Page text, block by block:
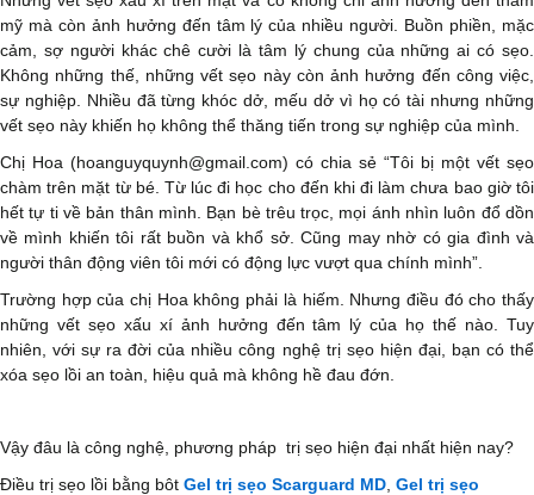
mỹ mà còn ảnh hưởng đến tâm lý của nhiều người. Buồn phiền, mặc
cảm, sợ người khác chê cười là tâm lý chung của những ai có sẹo.
Không những thế, những vết sẹo này còn ảnh hưởng đến công việc,
sự nghiệp. Nhiều đã từng khóc dở, mếu dở vì họ có tài nhưng những
vết sẹo này khiến họ không thể thăng tiến trong sự nghiệp của mình.
Chị Hoa (hoanguyquynh@gmail.com) có chia sẻ “Tôi bị một vết sẹo
chàm trên mặt từ bé. Từ lúc đi học cho đến khi đi làm chưa bao giờ tôi
hết tự ti về bản thân mình. Bạn bè trêu trọc, mọi ánh nhìn luôn đổ dồn
về mình khiến tôi rất buồn và khổ sở. Cũng may nhờ có gia đình và
người thân động viên tôi mới có động lực vượt qua chính mình”.
Trường hợp của chị Hoa không phải là hiếm. Nhưng điều đó cho thấy
những vết sẹo xấu xí ảnh hưởng đến tâm lý của họ thế nào. Tuy
nhiên, với sự ra đời của nhiều công nghệ trị sẹo hiện đại, bạn có thể
xóa sẹo lồi an toàn, hiệu quả mà không hề đau đớn.
Vậy đâu là công nghệ, phương pháp trị sẹo hiện đại nhất hiện nay?
Điều trị sẹo lồi bằng bôt Gel trị sẹo Scarguard MD Gel trị sẹo